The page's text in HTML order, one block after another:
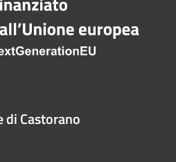
di Castorano